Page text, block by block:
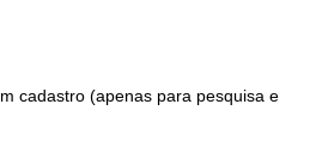
cadastro (apenas para pesquisa e